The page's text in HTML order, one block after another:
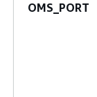
OMS_PORT